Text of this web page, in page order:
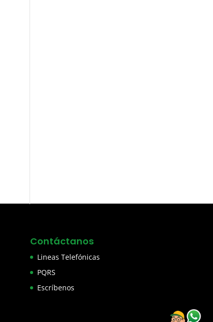
Contáctanos
Lineas Telefónicas
PQRS
Escríbenos